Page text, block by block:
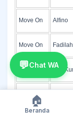
Move On Alfino
Move On
Kenangan Eva
Kenangan
💬Chat WA
🏠
Beranda